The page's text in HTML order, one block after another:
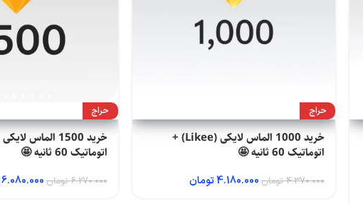
حراج
خرید 1000 الماس لایکی (Likee) +
اتوماتیک 60 ثانیه 🤩
4.370.000 تومان 4.180.000تومان
حراج
اتوماتیک 60 ثانیه 🤩
6.270.000 تومان6.080.000